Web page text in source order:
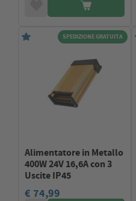
SPEDIZIONE GRATUITA
Alimentatore in Metallo
400W 24V 16,6A con 3
Uscite IP45
€ 74,99